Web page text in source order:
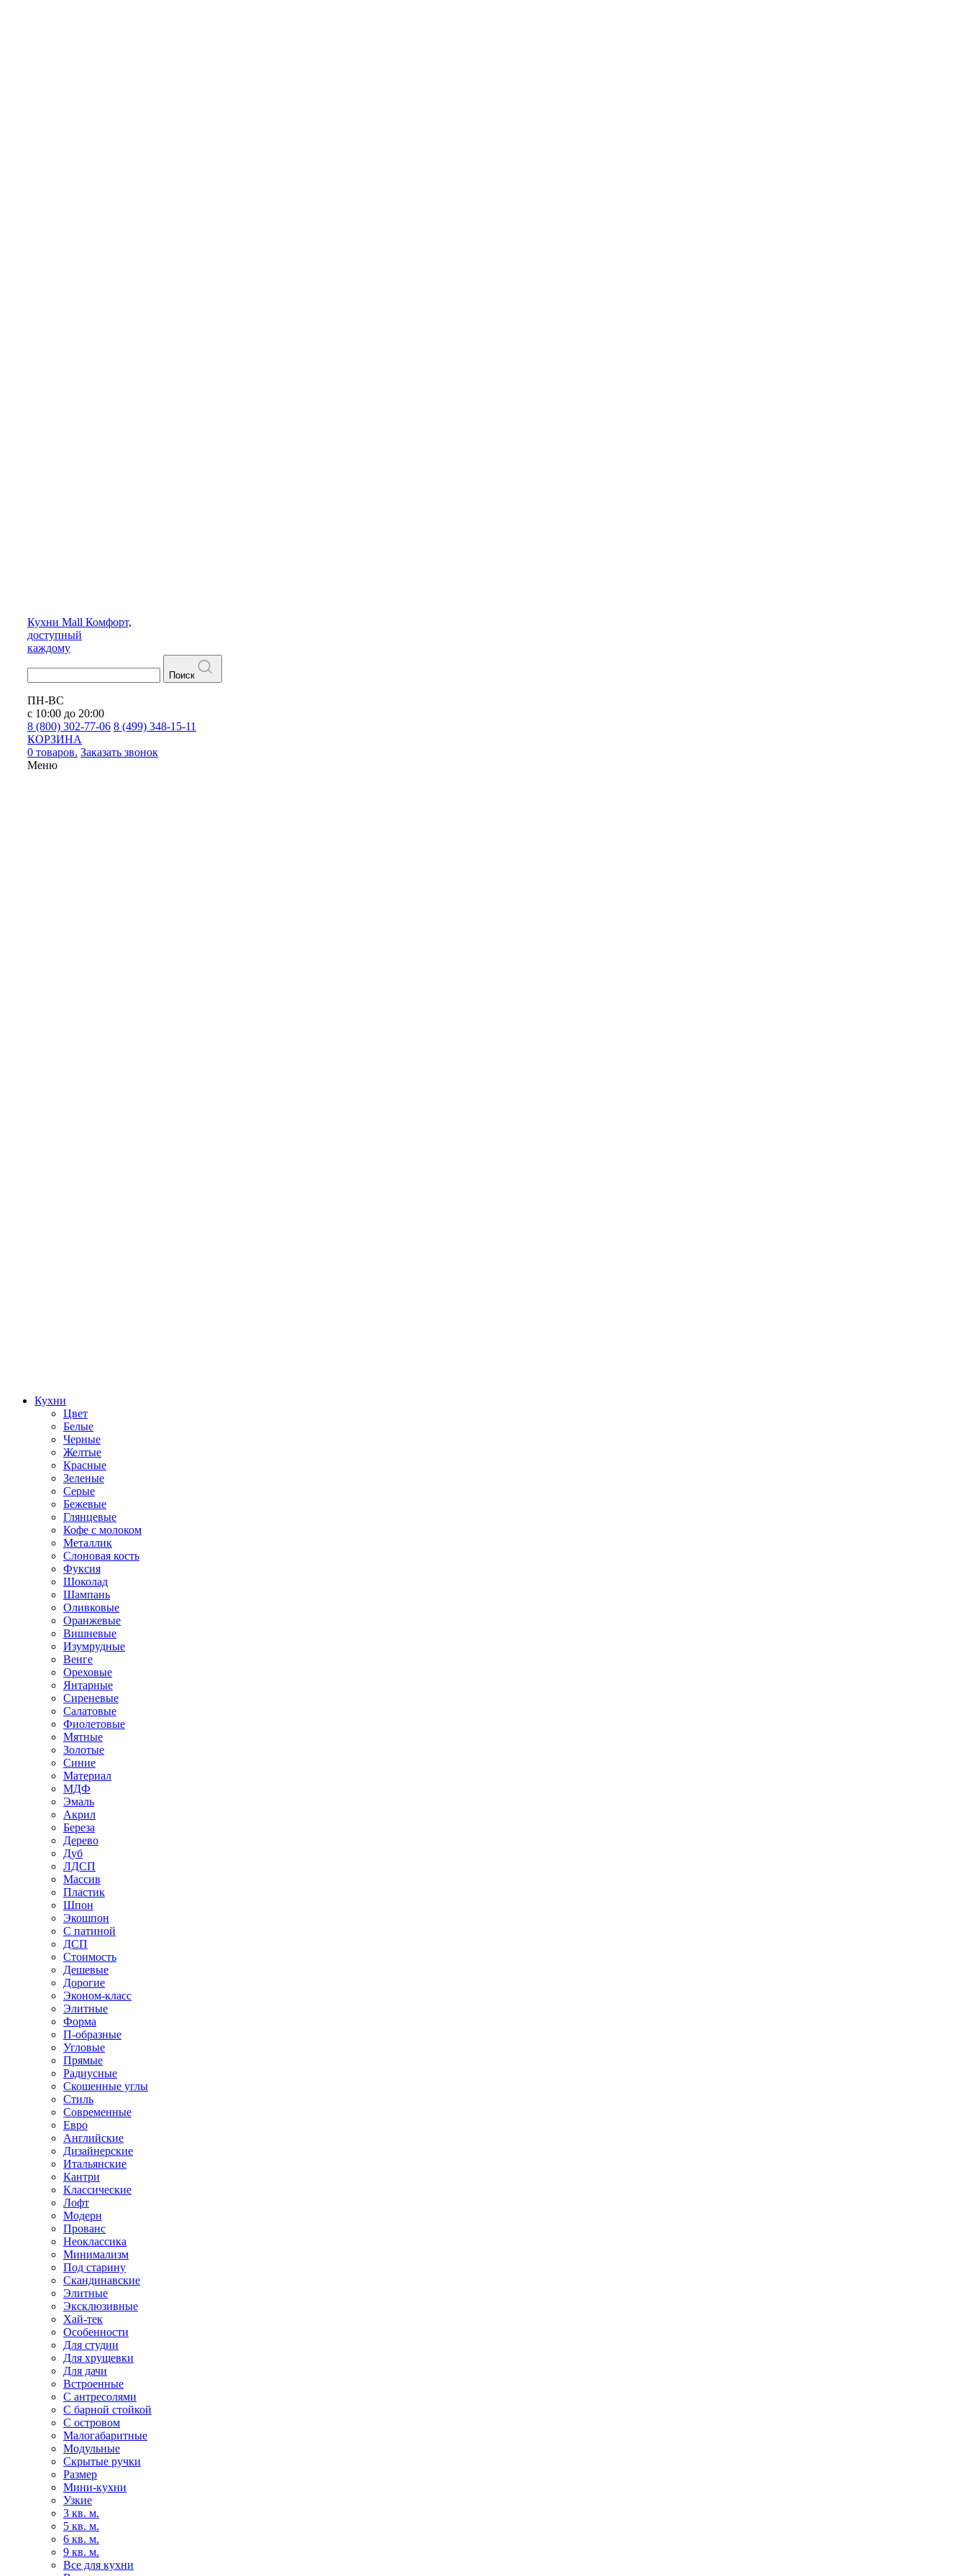
Кухни Mall Комфорт,
доступный
каждому
Поиск
ПН-ВС
с 10:00 до 20:00
8 (800) 302-77-06 8 (499) 348-15-11
КОРЗИНА
0 товаров. Заказать звонок
Меню
Кухни
Цвет
Белые
Черные
Желтые
Красные
Зеленые
Серые
Бежевые
Глянцевые
Кофе с молоком
Металлик
Слоновая кость
Фуксия
Шоколад
Шампань
Оливковые
Оранжевые
Вишневые
Изумрудные
Венге
Ореховые
Янтарные
Сиреневые
Салатовые
Фиолетовые
Мятные
Золотые
Синие
Материал
МДФ
Эмаль
Акрил
Береза
Дерево
Дуб
ЛДСП
Массив
Пластик
Шпон
Экошпон
С патиной
ДСП
Стоимость
Дешевые
Дорогие
Эконом-класс
Элитные
Форма
П-образные
Угловые
Прямые
Радиусные
Скошенные углы
Стиль
Современные
Евро
Английские
Дизайнерские
Итальянские
Кантри
Классические
Лофт
Модерн
Прованс
Неоклассика
Минимализм
Под старину
Скандинавские
Элитные
Эксклюзивные
Хай-тек
Особенности
Для студии
Для хрущевки
Для дачи
Встроенные
С антресолями
С барной стойкой
С островом
Малогабаритные
Модульные
Скрытые ручки
Размер
Мини-кухни
Узкие
3 кв. м.
5 кв. м.
6 кв. м.
9 кв. м.
Все для кухни